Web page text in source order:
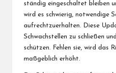
ständig eingeschaltet bleiben
wird es schwierig, notwendige
aufrechtzuerhalten. Diese
Schwachstellen zu schließen
schützen. Fehlen sie, wird das
maßgeblich erhöht.